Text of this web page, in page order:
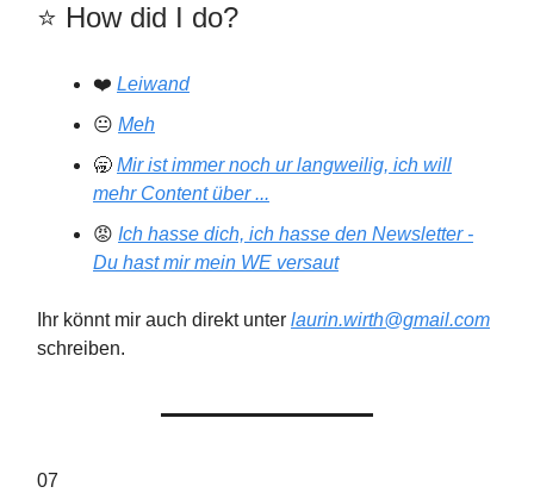
⭐️️ How did I do?
❤️ Leiwand
😐 Meh
🥱 Mir ist immer noch ur langweilig, ich will
mehr Content über ...
😡 Ich hasse dich, ich hasse den Newsletter -
Du hast mir mein WE versaut
Ihr könnt mir auch direkt unter laurin.wirth@gmail.com
schreiben.
07